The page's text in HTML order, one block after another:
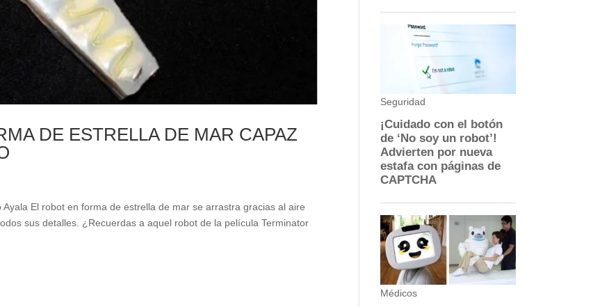
DE ESTRELLA DE MAR CAPAZ
El robot en forma de estrella de mar se arrastra gracias al aire
sus detalles. ¿Recuerdas a aquel robot de la película Terminator